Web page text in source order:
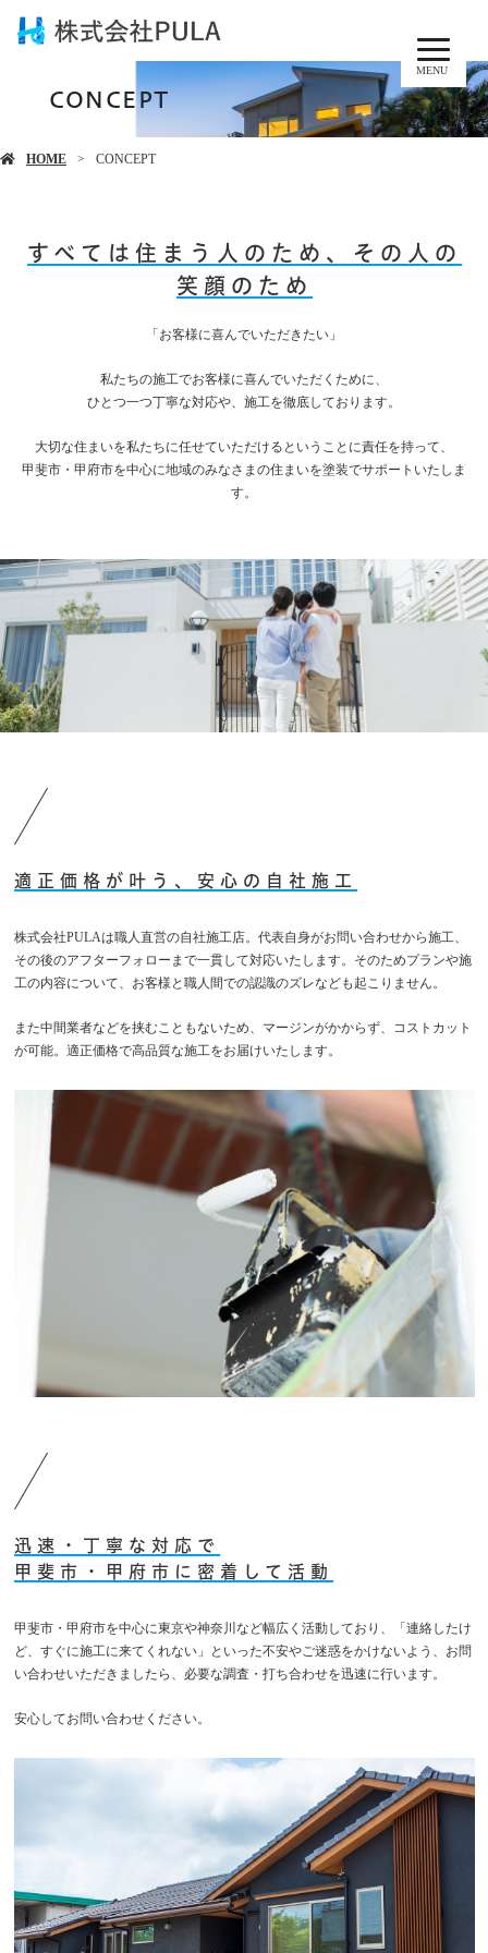
MENU
CONCEPT
HOME CONCEPT
すべては住まう人のため、その人の
笑顔のため
「お客様に喜んでいただきたい」
私たちの施工でお客様に喜んでいただくために、
ひとつ一つ丁寧な対応や、施工を徹底しております。
大切な住まいを私たちに任せていただけるということに責任を持って、
甲斐市・甲府市を中心に地域のみなさまの住まいを塗装でサポートいたしま
す。
適正価格が叶う、安心の自社施工
株式会社PULAは職人直営の自社施工店。代表自身がお問い合わせから施工、
その後のアフターフォローまで一貫して対応いたします。そのためプランや施
工の内容について、お客様と職人間での認識のズレなども起こりません。
また中間業者などを挟むこともないため、マージンがかからず、コストカット
が可能。適正価格で高品質な施工をお届けいたします。
迅速・丁寧な対応で
甲斐市・甲府市に密着して活動
甲斐市・甲府市を中心に東京や神奈川など幅広く活動しており、「連絡したけ
ど、すぐに施工に来てくれない」といった不安やご迷惑をかけないよう、お問
い合わせいただきましたら、必要な調査・打ち合わせを迅速に行います。
安心してお問い合わせください。